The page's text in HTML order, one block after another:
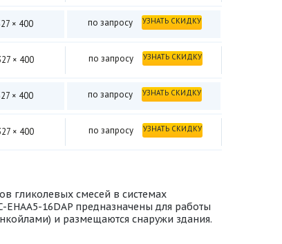
× 400 по запросу УЗНАТЬ СКИДКУ
× 400 по запросу УЗНАТЬ СКИДКУ
× 400 по запросу УЗНАТЬ СКИДКУ
× 400 по запросу УЗНАТЬ СКИДКУ
гликолевых смесей в системах
16DAP предназначены для работы
и размещаются снаружи здания.